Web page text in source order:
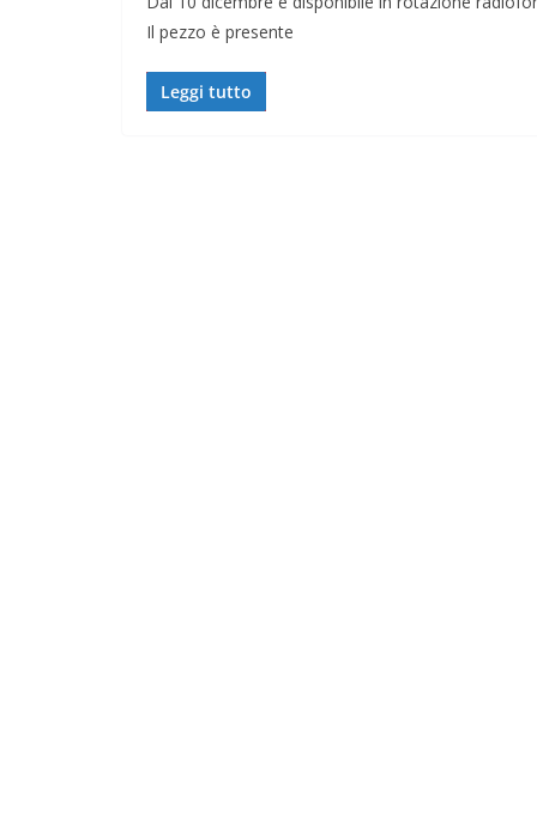
Il pezzo è presente
Leggi tutto